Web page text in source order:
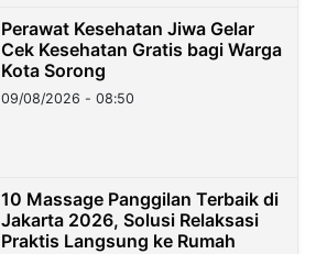
Perawat Kesehatan Jiwa Gelar
Cek Kesehatan Gratis bagi Warga
Kota Sorong
09/08/2026 - 08:50
10 Massage Panggilan Terbaik di
Jakarta 2026, Solusi Relaksasi
Praktis Langsung ke Rumah